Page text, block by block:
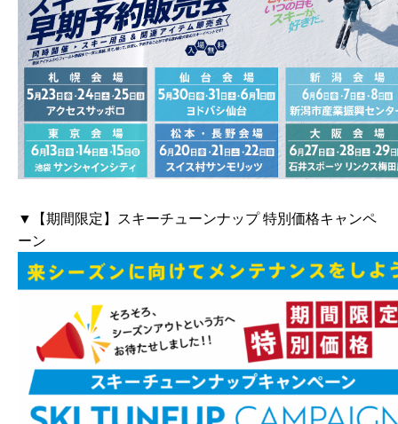
▼【期間限定】スキーチューンナップ 特別価格キャンペ
ーン